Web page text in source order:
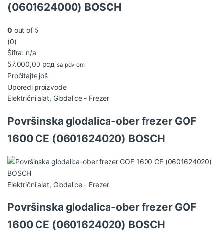
(0601624000) BOSCH
0 out of 5
(0)
Šifra: n/a
57.000,00 рсд sa pdv-om
Pročitajte još
Uporedi proizvode
Električni alat, Glodalice - Frezeri
Površinska glodalica-ober frezer GOF
1600 CE (0601624020) BOSCH
Električni alat, Glodalice - Frezeri
Površinska glodalica-ober frezer GOF
1600 CE (0601624020) BOSCH